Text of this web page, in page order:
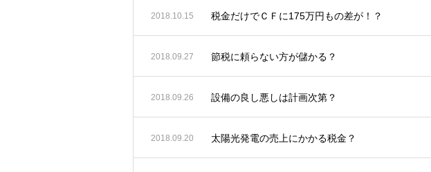
2018.10.15 税金だけでＣＦに175万円もの差が！？
2018.09.27 節税に頼らない方が儲かる？
2018.09.26 設備の良し悪しは計画次第？
2018.09.20 太陽光発電の売上にかかる税金？